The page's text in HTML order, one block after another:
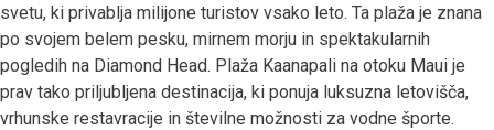
svetu, ki privablja milijone turistov vsako leto. Ta plaža je znana
po svojem belem pesku, mirnem morju in spektakularnih
pogledih na Diamond Head. Plaža Kaanapali na otoku Maui je
prav tako priljubljena destinacija, ki ponuja luksuzna letovišča,
vrhunske restavracije in številne možnosti za vodne športe.